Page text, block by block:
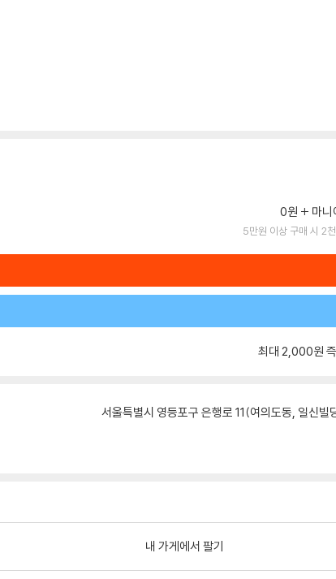
0원 마니
5만원 이상 구매 시 2
최대 2,000원
서울특별시 영등포구 은행로 11(여의도동, 일신빌
내 가게에서 팔기